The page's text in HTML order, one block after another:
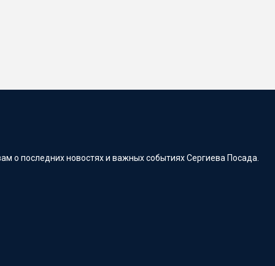
о последних новостях и важных событиях Сергиева Посада.